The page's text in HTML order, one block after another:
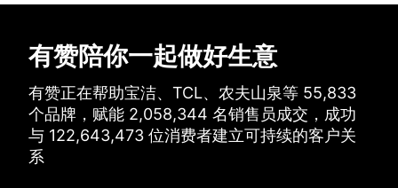
有赞陪你一起做好生意
有赞正在帮助宝洁、TCL、农夫山泉等 55,833
个品牌， 赋能 2,058,344 名销售员成交， 成功
与 122,643,473 位消费者建立可持续的客户关
系